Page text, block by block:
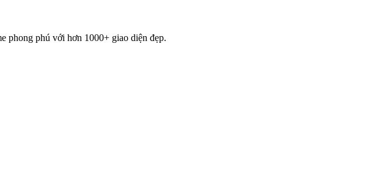
phong phú với hơn 1000+ giao diện đẹp.